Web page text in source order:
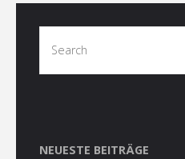
NEUESTE BEITRÄGE